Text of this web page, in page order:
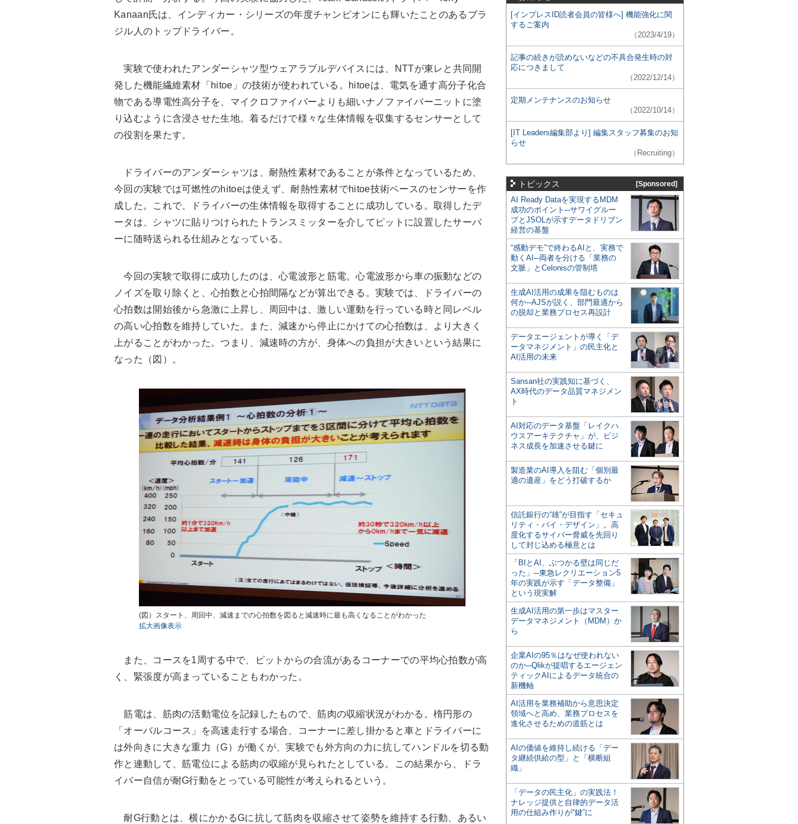
Kanaan氏は、インディカー・シリーズの年度チャンピオンにも輝いたことのあるブラ
ジル人のトップドライバー。
実験で使われたアンダーシャツ型ウェアラブルデバイスには、NTTが東レと共同開
発した機能繊維素材「hitoe」の技術が使われている。hitoeは、電気を通す高分子化合
物である導電性高分子を、マイクロファイバーよりも細いナノファイバーニットに塗
り込むように含浸させた生地。着るだけで様々な生体情報を収集するセンサーとして
の役割を果たす。
ドライバーのアンダーシャツは、耐熱性素材であることが条件となっているため、
今回の実験では可燃性のhitoeは使えず、耐熱性素材でhitoe技術ベースのセンサーを作
成した。これで、ドライバーの生体情報を取得することに成功している。取得したデ
ータは、シャツに貼りつけられたトランスミッターを介してピットに設置したサーバ
ーに随時送られる仕組みとなっている。
今回の実験で取得に成功したのは、心電波形と筋電。心電波形から車の振動などの
ノイズを取り除くと、心拍数と心拍間隔などが算出できる。実験では、ドライバーの
心拍数は開始後から急激に上昇し、周回中は、激しい運動を行っている時と同レベル
の高い心拍数を維持していた。また、減速から停止にかけての心拍数は、より大きく
上がることがわかった。つまり、減速時の方が、身体への負担が大きいという結果に
なった（図）。
(図）スタート、周回中、減速までの心拍数を図ると減速時に最も高くなることがわかった
拡大画像表示
また、コースを1周する中で、ピットからの合流があるコーナーでの平均心拍数が高
く、緊張度が高まっていることもわかった。
筋電は、筋肉の活動電位を記録したもので、筋肉の収縮状況がわかる。楕円形の
「オーバルコース」を高速走行する場合、コーナーに差し掛かると車とドライバーに
は外向きに大きな重力（G）が働くが、実験でも外方向の力に抗してハンドルを切る動
作と連動して、筋電位による筋肉の収縮が見られたとしている。この結果から、ドラ
イバー自信が耐G行動をとっている可能性が考えられるという。
耐G行動とは、横にかかるGに抗して筋肉を収縮させて姿勢を維持する行動、あるい
[インプレスID読者会員の皆様へ] 機能強化に関
するご案内
（2023/4/19）
記事の続きが読めないなどの不具合発生時の対
応につきまして
（2022/12/14）
定期メンテナンスのお知らせ
（2022/10/14）
[IT Leaders編集部より] 編集スタッフ募集のお知
らせ
（Recruiting）
トピックス [Sponsored]
AI Ready Dataを実現するMDM
成功のポイント─サワイグルー
プとJSOLが示すデータドリブン
経営の基盤
“感動デモ”で終わるAIと、実務で
動くAI─両者を分ける「業務の
文脈」とCelonisの管制塔
生成AI活用の成果を阻むものは
何か─AJSが説く、部門最適から
の脱却と業務プロセス再設計
データエージェントが導く「デ
ータマネジメント」の民主化と
AI活用の未来
Sansan社の実践知に基づく、
AX時代のデータ品質マネジメン
ト
AI対応のデータ基盤「レイクハ
ウスアーキテクチャ」が、ビジ
ネス成長を加速させる鍵に
製造業のAI導入を阻む「個別最
適の遺産」をどう打破するか
信託銀行の“雄”が目指す「セキュ
リティ・バイ・デザイン」。高
度化するサイバー脅威を先回り
して封じ込める極意とは
「BIとAI、ぶつかる壁は同じだ
った」─東急レクリエーション5
年の実践が示す「データ整備」
という現実解
生成AI活用の第一歩はマスター
データマネジメント（MDM）か
ら
企業AIの95％はなぜ使われない
のか─Qlikが提唱するエージェン
ティックAIによるデータ統合の
新機軸
AI活用を業務補助から意思決定
領域へと高め、業務プロセスを
進化させるための道筋とは
AIの価値を維持し続ける「デー
タ継続供給の型」と「横断組
織」
「データの民主化」の実践法！
ナレッジ提供と自律的データ活
用の仕組み作りが“鍵”に